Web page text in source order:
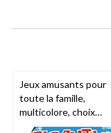
Jeux amusants pour
toute la famille,
multicolore, choix
variés, 5 ans et plus,